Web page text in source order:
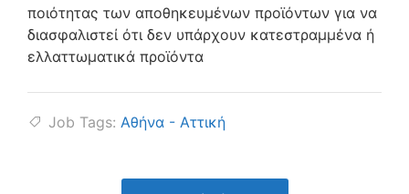
ποιότητας των αποθηκευμένων προϊόντων για να
διασφαλιστεί ότι δεν υπάρχουν κατεστραμμένα ή
ελλαττωματικά προϊόντα
Job Tags: Αθήνα - Αττική